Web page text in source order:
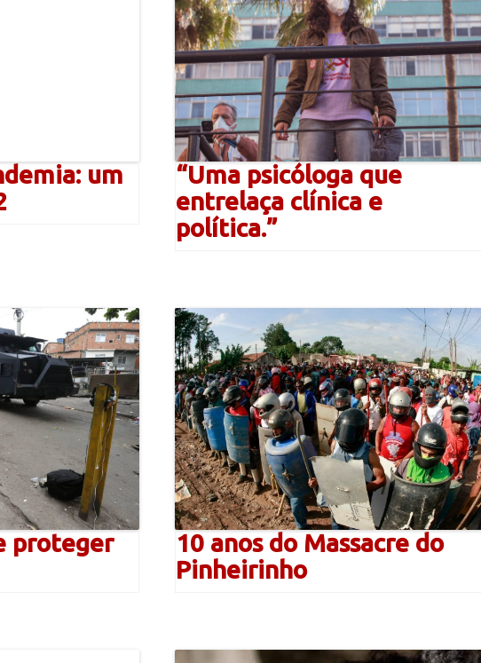
um
“Uma psicóloga que
entrelaça clínica e
política.”
proteger
10 anos do Massacre do
Pinheirinho